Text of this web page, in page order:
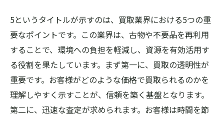
5というタイトルが示すのは、買取業界における5つの重
要なポイントです。この業界は、古物や不要品を再利用
することで、環境への負担を軽減し、資源を有効活用す
る役割を果たしています。まず第一に、買取の透明性が
重要です。お客様がどのような価格で買取られるのかを
理解しやすく示すことが、信頼を築く基盤となります。
第二に、迅速な査定が求められます。お客様は時間を節